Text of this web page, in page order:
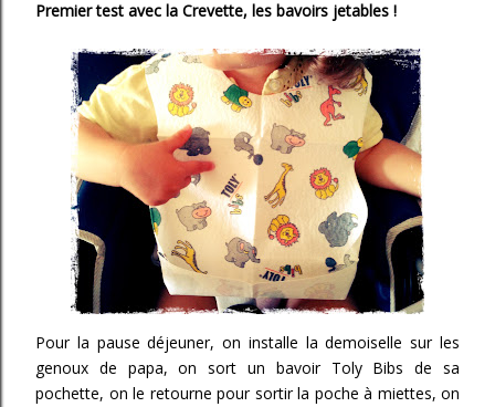
Premier test avec la Crevette, les bavoirs jetables !
Pour la pause déjeuner, on installe la demoiselle sur les
genoux de papa, on sort un bavoir Toly Bibs de sa
pochette, on le retourne pour sortir la poche à miettes, on